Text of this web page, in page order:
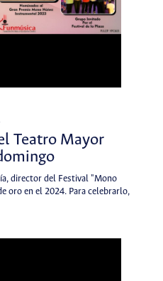
Teatro Mayor
director del Festival "Mono
oro en el 2024. Para celebrarlo,